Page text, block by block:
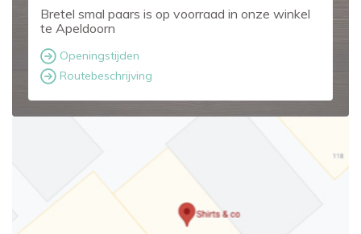
Bretel smal paars is op voorraad in onze winkel
te Apeldoorn
Openingstijden
Routebeschrijving